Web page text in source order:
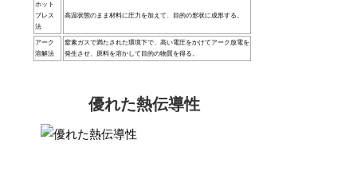
ホット
プレス
法
高温状態のまま材料に圧力を加えて、目的の形状に成形する。
アーク
溶解法
窒素ガスで満たされた環境下で、高い電圧をかけてアーク放電を
発生させ、原料を溶かして目的の物質を得る。
優れた熱伝導性